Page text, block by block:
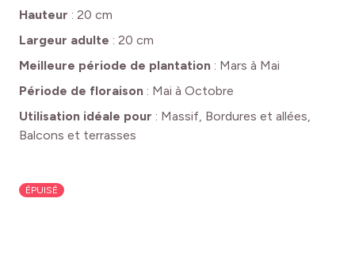
Hauteur : 20 cm
Largeur adulte : 20 cm
Meilleure période de plantation : Mars à Mai
Période de floraison : Mai à Octobre
Utilisation idéale pour : Massif, Bordures et allées,
Balcons et terrasses
ÉPUISÉ